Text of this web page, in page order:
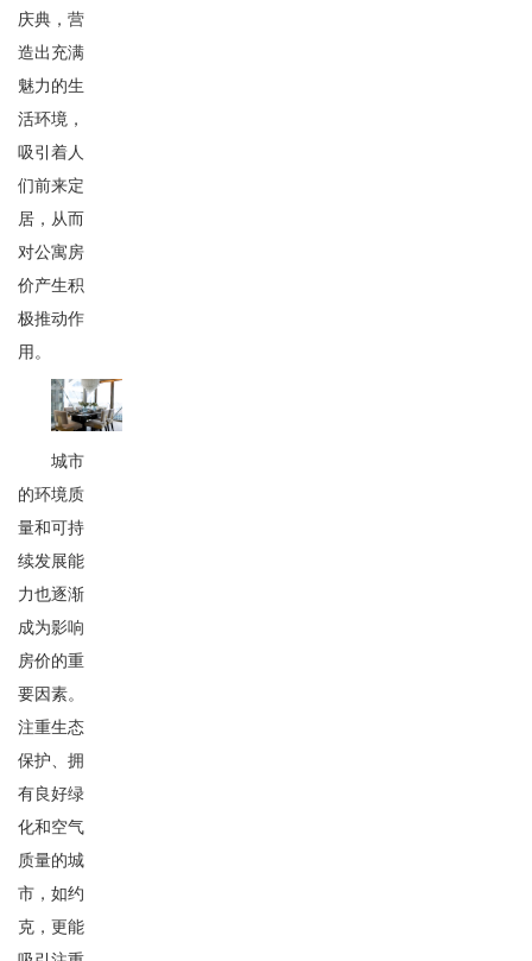
庆典，营
造出充满
魅力的生
活环境，
吸引着人
们前来定
居，从而
对公寓房
价产生积
极推动作
用。
城市
的环境质
量和可持
续发展能
力也逐渐
成为影响
房价的重
要因素。
注重生态
保护、拥
有良好绿
化和空气
质量的城
市，如约
克，更能